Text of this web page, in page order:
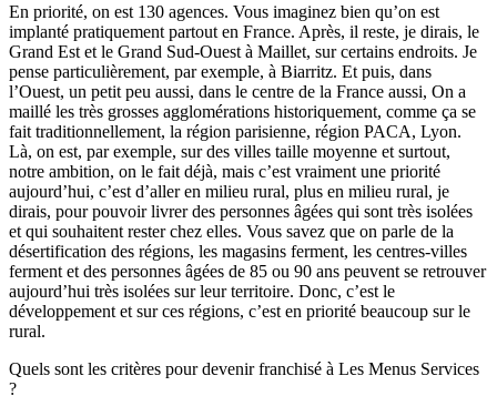
En priorité, on est 130 agences. Vous imaginez bien qu’on est
implanté pratiquement partout en France. Après, il reste, je dirais, le
Grand Est et le Grand Sud-Ouest à Maillet, sur certains endroits. Je
pense particulièrement, par exemple, à Biarritz. Et puis, dans
l’Ouest, un petit peu aussi, dans le centre de la France aussi, On a
maillé les très grosses agglomérations historiquement, comme ça se
fait traditionnellement, la région parisienne, région PACA, Lyon.
Là, on est, par exemple, sur des villes taille moyenne et surtout,
notre ambition, on le fait déjà, mais c’est vraiment une priorité
aujourd’hui, c’est d’aller en milieu rural, plus en milieu rural, je
dirais, pour pouvoir livrer des personnes âgées qui sont très isolées
et qui souhaitent rester chez elles. Vous savez que on parle de la
désertification des régions, les magasins ferment, les centres-villes
ferment et des personnes âgées de 85 ou 90 ans peuvent se retrouver
aujourd’hui très isolées sur leur territoire. Donc, c’est le
développement et sur ces régions, c’est en priorité beaucoup sur le
rural.
Quels sont les critères pour devenir franchisé à Les Menus Services
?